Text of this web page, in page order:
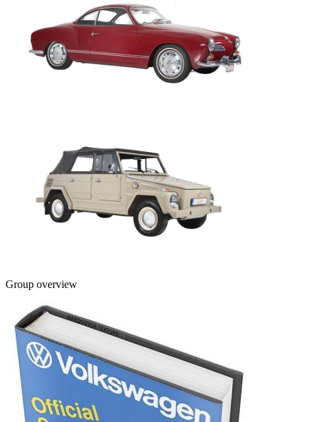
Group overview